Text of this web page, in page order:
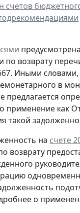
счетов
предусмотрена
по возврату
Иными
в
предлагается
применение как
такой
на счете
возврату
о